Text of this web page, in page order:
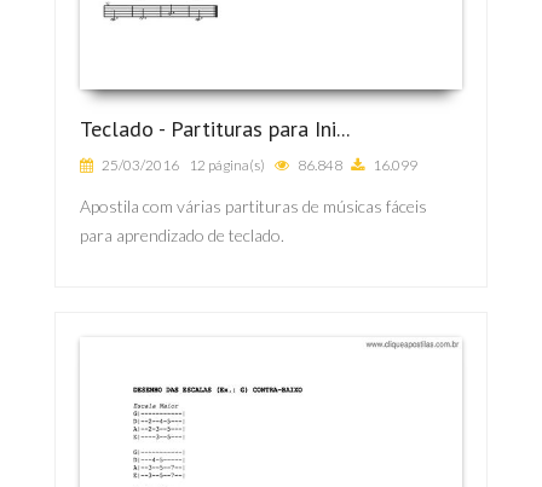
Teclado - Partituras para Ini...
25/03/2016 12 página(s) 86.848 16.099
Apostila com várias partituras de músicas fáceis
para aprendizado de teclado.